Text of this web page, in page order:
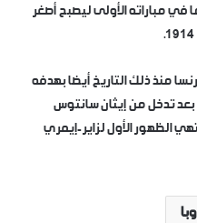
إيمري البالغ من العمر 17 عاما في مباراته الأولى ليصبح أصغر
منذ ذلك التاريخ أيضا بهدفه
كاحله بعد تدخل من إيثان سانتوس
الظهور الأول لزاير-إيمري